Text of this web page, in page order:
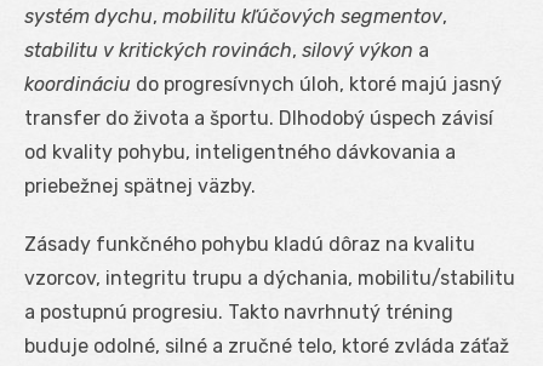
systém dychu, mobilitu kľúčových segmentov,
stabilitu v kritických rovinách, silový výkon a
koordináciu do progresívnych úloh, ktoré majú jasný
transfer do života a športu. Dlhodobý úspech závisí
od kvality pohybu, inteligentného dávkovania a
priebežnej spätnej väzby.
Zásady funkčného pohybu kladú dôraz na kvalitu
vzorcov, integritu trupu a dýchania, mobilitu/stabilitu
a postupnú progresiu. Takto navrhnutý tréning
buduje odolné, silné a zručné telo, ktoré zvláda záťaž